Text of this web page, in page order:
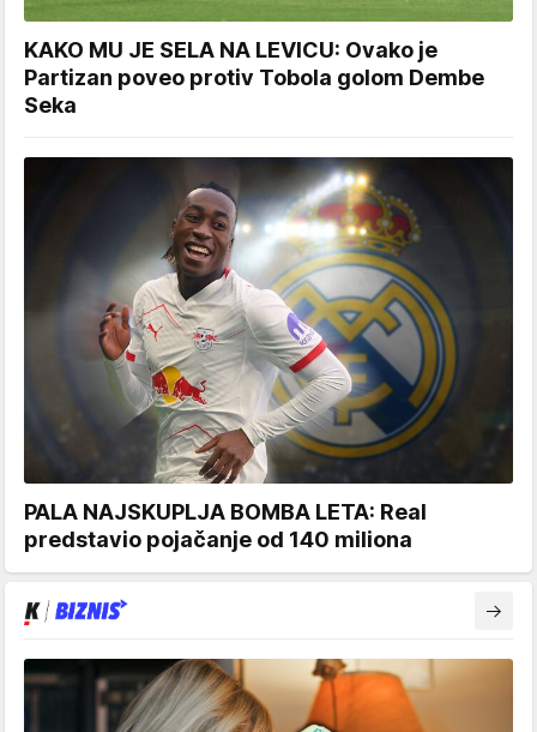
KAKO MU JE SELA NA LEVICU: Ovako je
Partizan poveo protiv Tobola golom Dembe
Seka
PALA NAJSKUPLJA BOMBA LETA: Real
predstavio pojačanje od 140 miliona